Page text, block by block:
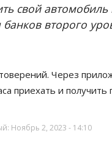
свой автомобиль
второго
Через
приехать и получить
Ноябрь 2, 2023 - 14:10